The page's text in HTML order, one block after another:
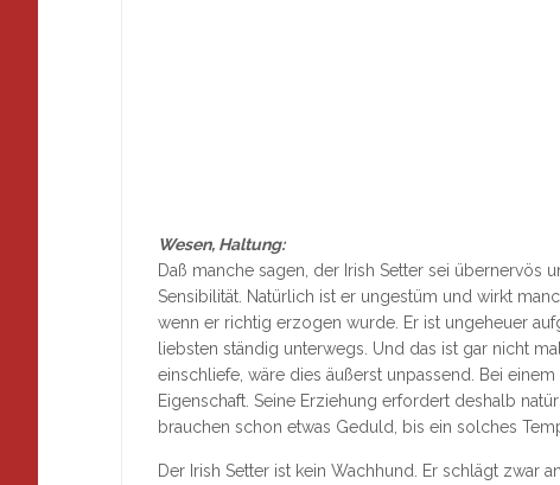
Wesen, Haltung:
Daß manche sagen, der Irish Setter sei
Sensibilität. Natürlich ist er ungestüm und wirkt
wenn er richtig erzogen wurde. Er ist ungeheuer
liebsten ständig unterwegs. Und das ist gar nicht
einschliefe, wäre dies äußerst unpassend. Bei
Eigenschaft. Seine Erziehung erfordert deshalb
brauchen schon etwas Geduld, bis ein solches
Der Irish Setter ist kein Wachhund. Er schlägt zwar